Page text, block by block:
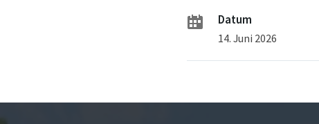
Datum
14. Juni 2026